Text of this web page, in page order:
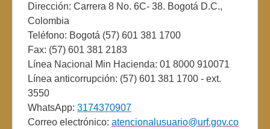
Dirección: Carrera 8 No. 6C- 38. Bogotá D.C.,
Colombia
Teléfono: Bogotá (57) 601 381 1700
Fax: (57) 601 381 2183
Línea Nacional Min Hacienda: 01 8000 910071
Línea anticorrupción: (57) 601 381 1700 - ext.
3550
WhatsApp: 3174370907
Correo electrónico: atencionalusuario@urf.gov.co